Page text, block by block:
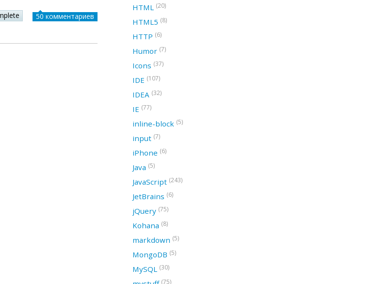
50 комментариев
HTML (20)
HTML5 (8)
HTTP (6)
Humor (7)
Icons (37)
IDE (107)
IDEA (32)
IE (77)
inline-block (5)
input (7)
iPhone (6)
Java (5)
JavaScript (243)
JetBrains (6)
jQuery (75)
Kohana (8)
markdown (5)
MongoDB (5)
MySQL (30)
(75)